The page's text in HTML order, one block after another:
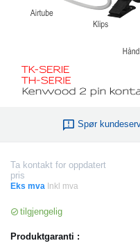
Spør
Ta kontakt for oppdatert
pris
Eks mva Inkl mva
tilgjengelig
Produktgaranti :